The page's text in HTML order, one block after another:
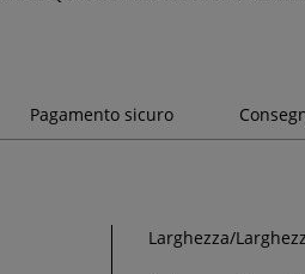
Pagamento sicuro
Larghezza/